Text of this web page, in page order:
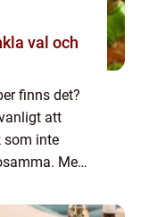
finns det?
att
som inte
Men